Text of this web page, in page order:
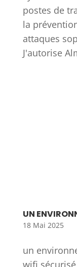
postes de
la
attaques
J'autorise
UN
18 Mai 2025
un
wifi